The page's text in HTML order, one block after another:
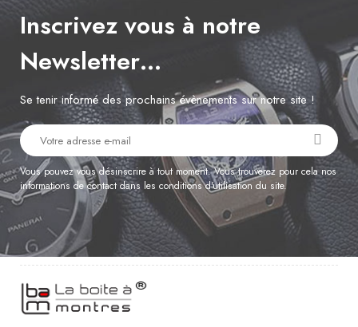
Inscrivez vous à notre
Newsletter…
Se tenir informé des prochains évènements sur notre site !
Vous pouvez vous désinscrire à tout moment. Vous trouverez pour cela nos
informations de contact dans les conditions d'utilisation du site.